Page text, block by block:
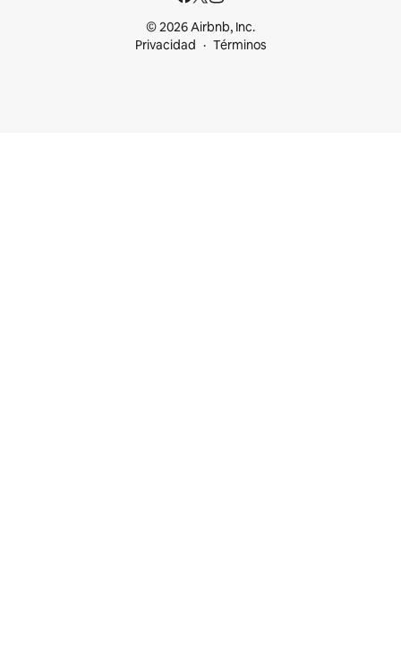
© 2026 Airbnb, Inc.
Privacidad
Términos